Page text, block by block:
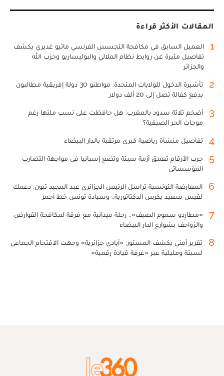
المقالات الأكثر قراءة
1
العميل السابق في مكافحة التجسس الفرنسي ماثيو غديري يكشف
تفاصيل مثيرة عن روابط نظام الملالي والبوليساريو وحزب الله
والجزائر
2
تأشيرة الدخول للولايات المتحدة: مواطنو 30 دولة إفريقية مطالبون
بدفع كفالة تصل إلى 20 ألف دولار
3
أضخم ثلاثة سدود بالمغرب: هل حافظت على نسب ملئها رغم
موجات الحر الصيفية؟
4 تفاصيل منشأة رياضية كبرى مرتقبة بالدار البيضاء
5
حرب الأرقام تعمق أزمة سبتة وتضع إسبانيا في مواجهة التضارب
المؤسساتي
6
المعارضة التونسية تراسل الرئيس الجزائري عبد المجيد تبون: دعمك
لقيس سعيد يكرس الدكتاتورية.. وسيادة تونس خط أحمر
7
«مطارِدو سموم الصيف».. رحلة ميدانية مع فرقة لمكافحة القوارض
والزواحف بشوارع الدار البيضاء
8
تقرير أمني يكشف المستور: «أيادي جزائرية» وجهت الاقتحام الجماعي
لسبتة ومليلية عبر «غرفة قيادة رقمية»